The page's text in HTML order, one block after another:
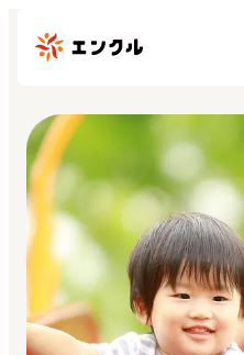
保育園・幼稚園を探す
地図から探す
地域から探す
マイページ